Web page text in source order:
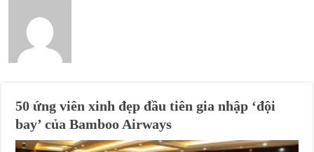
50 ứng viên xinh đẹp đầu tiên gia nhập ‘đội
bay’ của Bamboo Airways